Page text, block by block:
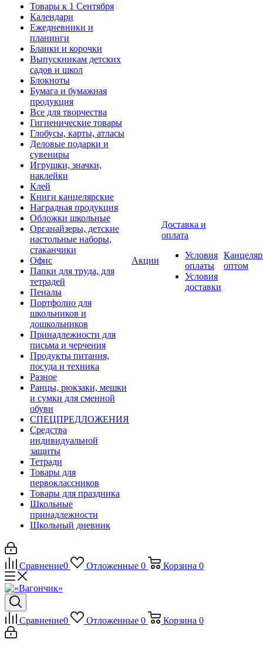
Товары к 1 Сентября
Календари
Ежедневники и
планинги
Бланки и корочки
Выпускникам детских
садов и школ
Блокноты
Бумага и бумажная
продукция
Все для творчества
Гигиенические товары
Глобусы, карты, атласы
Деловые подарки и
сувениры
Игрушки, значки,
наклейки
Клей
Книги канцелярские
Наградная продукция
Обложки школьные
Органайзеры, детские
настольные наборы,
стаканчики
Офис
Папки для труда, для
тетрадей
Пеналы
Портфолио для
школьников и
дошкольников
Принадлежности для
письма и черчения
Продукты питания,
посуда и техника
Разное
Ранцы, рюкзаки, мешки
и сумки для сменной
обуви
СПЕЦПРЕДЛОЖЕНИЯ
Средства
индивидуальной
защиты
Тетради
Товары для
первоклассников
Товары для праздника
Школьные
принадлежности
Школьный дневник
Акции
Доставка и
оплата
Условия
оплаты
Условия
доставки
оптом
Сравнение0 Отложенные 0 Корзина 0
Сравнение0 Отложенные 0 Корзина 0